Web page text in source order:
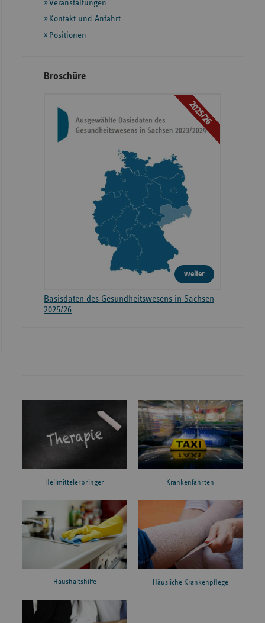
InformationenVeranstaltungen
Kontakt und Anfahrt
Positionen
Broschüre
2025/26
weiter
Basisdaten des Gesundheitswesens in Sachsen
2025/26
Heilmittelerbringer Krankenfahrten
Haushaltshilfe Häusliche Krankenpflege